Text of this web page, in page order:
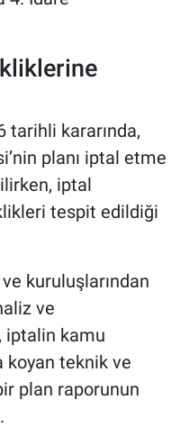
tarihli kararında,
planı iptal etme
iptal
tespit edildiği
kuruluşlarından
ve
iptalin kamu
koyan teknik ve
plan raporunun